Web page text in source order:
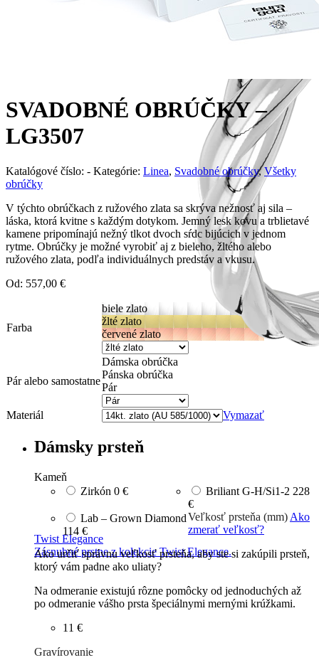
Twist Elegance
Zásnubné prstne z kolekcie Twist Elegance.
SVADOBNÉ OBRÚČKY –
LG3507
Katalógové číslo: - Kategórie: Linea, Svadobné obrúčky, Všetky
obrúčky
V týchto obrúčkach z ružového zlata sa skrýva nežnosť aj sila –
láska, ktorá kvitne s každým dotykom. Jemný lesk kovu a trblietavé
kamene pripomínajú nežný tlkot dvoch sŕdc bijúcich v jednom
rytme. Obrúčky je možné vyrobiť aj z bieleho, žltého alebo
ružového zlata, podľa individuálnych predstáv a vkusu.
Od: 557,00 €
Farba
biele zlato
žlté zlato
červené zlato
Pár alebo samostatne
Dámska obrúčka
Pánska obrúčka
Pár
Materiál Vymazať
Dámsky prsteň
Kameň
Zirkón 0 € Briliant G-H/Si1-2 228
€
Lab – Grown Diamond
114 €
Veľkosť prsteňa (mm) Ako
zmerať veľkosť?
Ako určiť správnu veľkosť prsteňa, aby ste si zakúpili prsteň,
ktorý vám padne ako uliaty?
Na odmeranie existujú rôzne pomôcky od jednoduchých až
po odmeranie vášho prsta špeciálnymi mernými krúžkami.
11 €
Gravírovanie